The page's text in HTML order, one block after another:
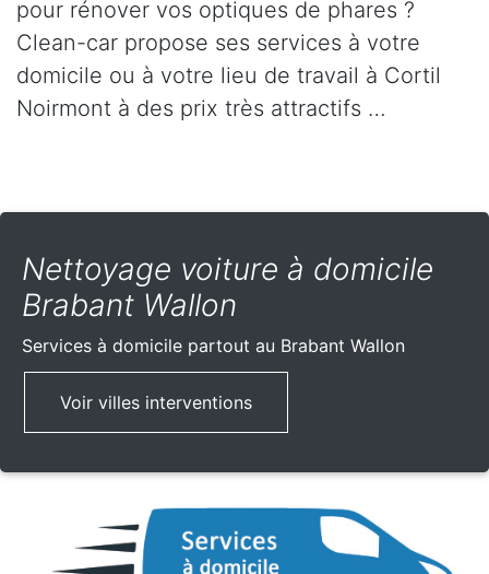
pour rénover vos optiques de phares ?
Clean-car propose ses services à votre
domicile ou à votre lieu de travail à Cortil
Noirmont à des prix très attractifs …
Nettoyage voiture à domicile
Brabant Wallon
Services à domicile partout au Brabant Wallon
Voir villes interventions